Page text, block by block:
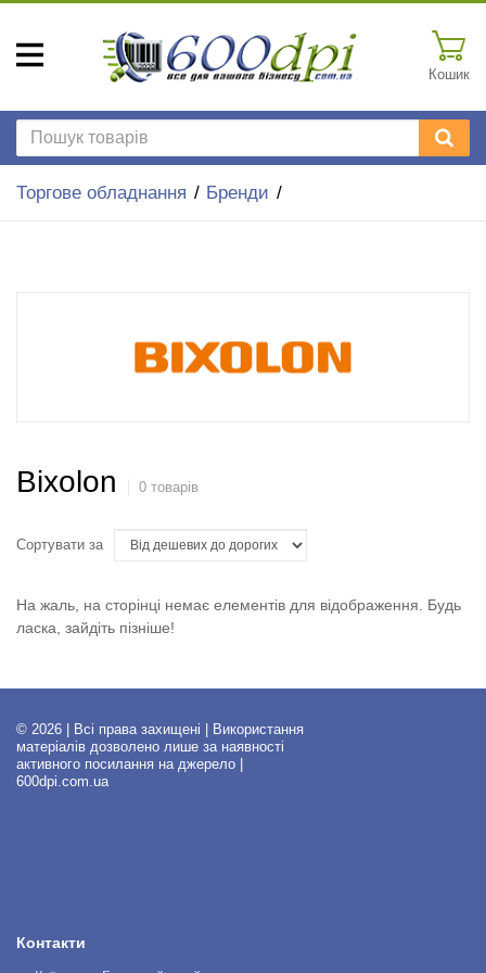
Кошик
Торгове обладнання Бренди
Bixolon 0 товарів
Сортувати за
На жаль, на сторінці немає елементів для відображення. Будь
ласка, зайдіть пізніше!
© 2026 | Всі права захищені | Використання
матеріалів дозволено лише за наявності
активного посилання на джерело |
600dpi.com.ua
Контакти